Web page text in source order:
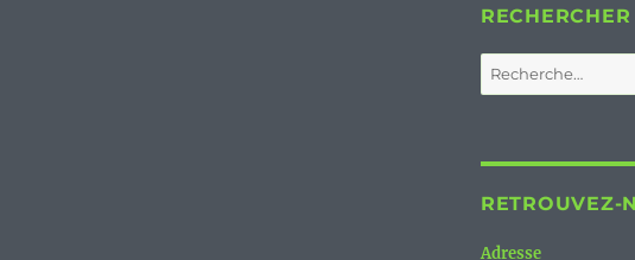
RECHERCHER
Recherche
pour :
RETROUVEZ-
Adresse